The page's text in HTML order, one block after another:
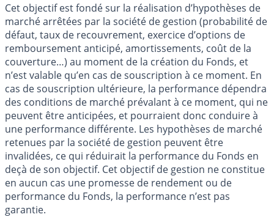
Cet objectif est fondé sur la réalisation d’hypothèses de
marché arrêtées par la société de gestion (probabilité de
défaut, taux de recouvrement, exercice d’options de
remboursement anticipé, amortissements, coût de la
couverture…) au moment de la création du Fonds, et
n’est valable qu’en cas de souscription à ce moment. En
cas de souscription ultérieure, la performance dépendra
des conditions de marché prévalant à ce moment, qui ne
peuvent être anticipées, et pourraient donc conduire à
une performance différente. Les hypothèses de marché
retenues par la société de gestion peuvent être
invalidées, ce qui réduirait la performance du Fonds en
deçà de son objectif. Cet objectif de gestion ne constitue
en aucun cas une promesse de rendement ou de
performance du Fonds, la performance n’est pas
garantie.